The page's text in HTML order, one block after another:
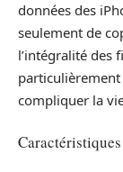
données des
seulement de
l’intégralité des
compliquer la